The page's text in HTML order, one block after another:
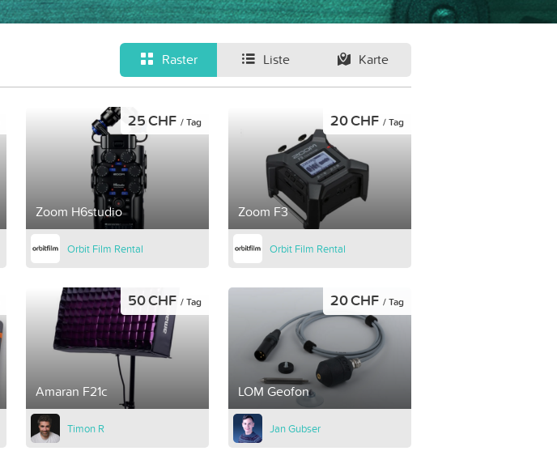
Raster Liste Karte
Zoom H6studio
25 CHF / Tag
Orbit Film Rental
Zoom F3
20 CHF / Tag
Orbit Film Rental
Amaran F21c
50 CHF / Tag
Timon R
LOM Geofon
20 CHF / Tag
Jan Gubser